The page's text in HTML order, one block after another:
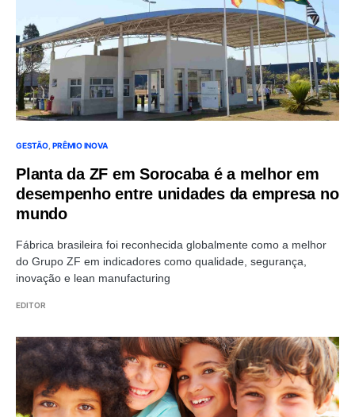
GESTÃO PRÊMIO INOVA
Planta da ZF em Sorocaba é a melhor em
desempenho entre unidades da empresa no
mundo
Fábrica brasileira foi reconhecida globalmente como a melhor
do Grupo ZF em indicadores como qualidade, segurança,
inovação e lean manufacturing
EDITOR